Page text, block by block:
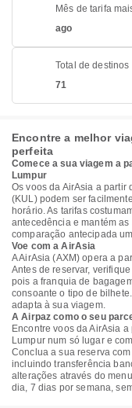
Mês de tarifa
ago
Total de destinos
71
Encontre a melhor
perfeita
Comece a sua viagem a
Lumpur
Os voos da AirAsia a partir
(KUL) podem ser
horário. As tarifas
antecedência e mantém
comparação antecipada
Voe com a AirAsia
A AirAsia (AXM) opera a
Antes de reservar,
pois a franquia de
consoante o tipo de
adapta à sua viagem.
A Airpaz como o seu
Encontre voos da AirAsia
Lumpur num só lugar e
Conclua a sua reserva
incluindo transferência
alterações através do
dia, 7 dias por semana,